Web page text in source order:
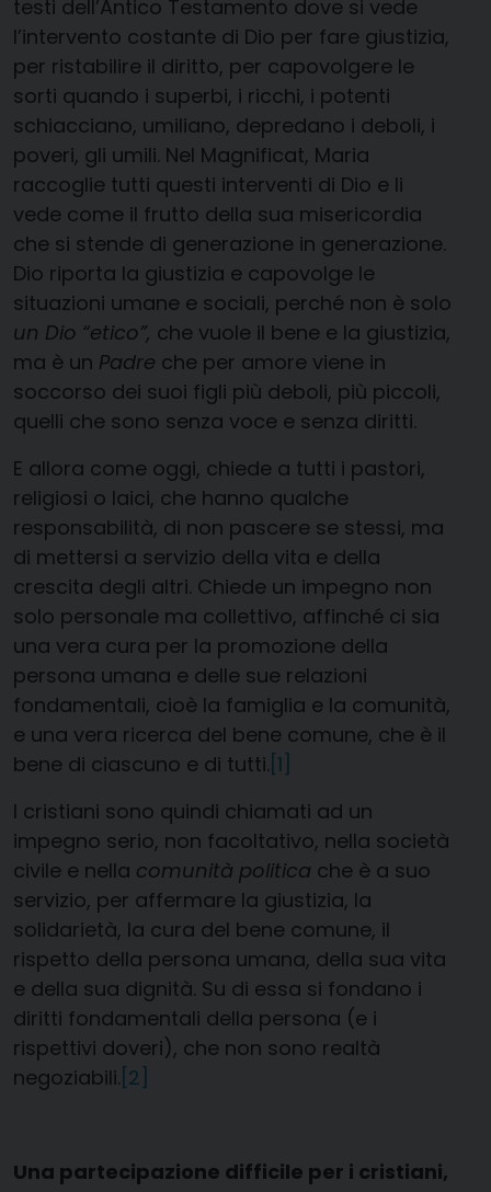
testi dell’Antico Testamento dove si vede
l’intervento costante di Dio per fare giustizia,
per ristabilire il diritto, per capovolgere le
sorti quando i superbi, i ricchi, i potenti
schiacciano, umiliano, depredano i deboli, i
poveri, gli umili. Nel Magnificat, Maria
raccoglie tutti questi interventi di Dio e li
vede come il frutto della sua misericordia
che si stende di generazione in generazione.
Dio riporta la giustizia e capovolge le
situazioni umane e sociali, perché non è solo
un Dio “etico”, che vuole il bene e la giustizia,
ma è un Padre che per amore viene in
soccorso dei suoi figli più deboli, più piccoli,
quelli che sono senza voce e senza diritti.
E allora come oggi, chiede a tutti i pastori,
religiosi o laici, che hanno qualche
responsabilità, di non pascere se stessi, ma
di mettersi a servizio della vita e della
crescita degli altri. Chiede un impegno non
solo personale ma collettivo, affinché ci sia
una vera cura per la promozione della
persona umana e delle sue relazioni
fondamentali, cioè la famiglia e la comunità,
e una vera ricerca del bene comune, che è il
bene di ciascuno e di tutti. [1]
I cristiani sono quindi chiamati ad un
impegno serio, non facoltativo, nella società
civile e nella comunità politica che è a suo
servizio, per affermare la giustizia, la
solidarietà, la cura del bene comune, il
rispetto della persona umana, della sua vita
e della sua dignità. Su di essa si fondano i
diritti fondamentali della persona (e i
rispettivi doveri), che non sono realtà
negoziabili. [2]
Una partecipazione difficile per i cristiani,